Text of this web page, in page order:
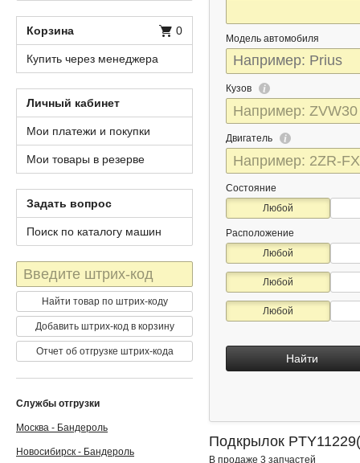
Модель автомобиля
Кузов
Двигатель
Состояние
Любой
Расположение
Любой
Любой
Любой
Найти
Подкрылок
В продаже 3 запчастей
Корзина 0
Купить через менеджера
Личный кабинет
Мои платежи и покупки
Мои товары в резерве
Задать вопрос
Поиск по каталогу машин
Штрих-
код
Найти товар по штрих-коду
Добавить штрих-код в корзину
Отчет об отгрузке штрих-кода
Службы отгрузки
Москва - Бандероль
Новосибирск - Бандероль